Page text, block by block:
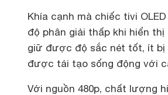
Khía cạnh mà chiếc tivi
độ phân giải thấp khi hiển
giữ được độ sắc nét tốt, ít bị
được tái tạo sống động với
Với nguồn 480p, chất lượng